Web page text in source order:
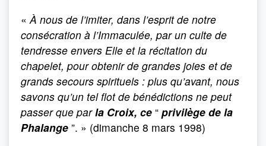
« À nous de l’imiter, dans l’esprit de notre
consécration à l’Immaculée, par un culte de
tendresse envers Elle et la récitation du
chapelet, pour obtenir de grandes joies et de
grands secours spirituels : plus qu’avant, nous
savons qu’un tel flot de bénédictions ne peut
passer que parla Croix, ce “ privilège de la
Phalange ”. » (dimanche 8 mars 1998)